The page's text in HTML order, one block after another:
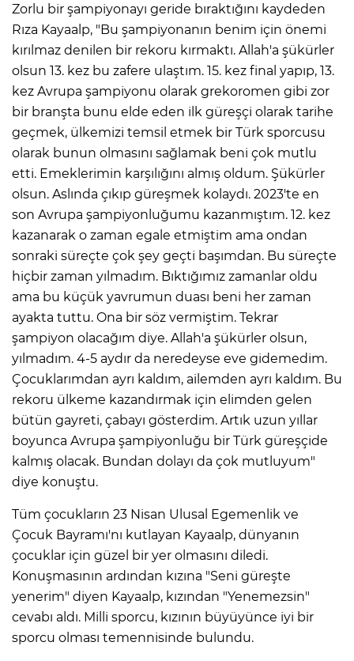
Zorlu bir şampiyonayı geride bıraktığını kaydeden
Rıza Kayaalp, "Bu şampiyonanın benim için önemi
kırılmaz denilen bir rekoru kırmaktı. Allah'a şükürler
olsun 13. kez bu zafere ulaştım. 15. kez final yapıp, 13.
kez Avrupa şampiyonu olarak grekoromen gibi zor
bir branşta bunu elde eden ilk güreşçi olarak tarihe
geçmek, ülkemizi temsil etmek bir Türk sporcusu
olarak bunun olmasını sağlamak beni çok mutlu
etti. Emeklerimin karşılığını almış oldum. Şükürler
olsun. Aslında çıkıp güreşmek kolaydı. 2023'te en
son Avrupa şampiyonluğumu kazanmıştım. 12. kez
kazanarak o zaman egale etmiştim ama ondan
sonraki süreçte çok şey geçti başımdan. Bu süreçte
hiçbir zaman yılmadım. Bıktığımız zamanlar oldu
ama bu küçük yavrumun duası beni her zaman
ayakta tuttu. Ona bir söz vermiştim. Tekrar
şampiyon olacağım diye. Allah'a şükürler olsun,
yılmadım. 4-5 aydır da neredeyse eve gidemedim.
Çocuklarımdan ayrı kaldım, ailemden ayrı kaldım. Bu
rekoru ülkeme kazandırmak için elimden gelen
bütün gayreti, çabayı gösterdim. Artık uzun yıllar
boyunca Avrupa şampiyonluğu bir Türk güreşçide
kalmış olacak. Bundan dolayı da çok mutluyum"
diye konuştu.
Tüm çocukların 23 Nisan Ulusal Egemenlik ve
Çocuk Bayramı'nı kutlayan Kayaalp, dünyanın
çocuklar için güzel bir yer olmasını diledi.
Konuşmasının ardından kızına "Seni güreşte
yenerim" diyen Kayaalp, kızından "Yenemezsin"
cevabı aldı. Milli sporcu, kızının büyüyünce iyi bir
sporcu olması temennisinde bulundu.